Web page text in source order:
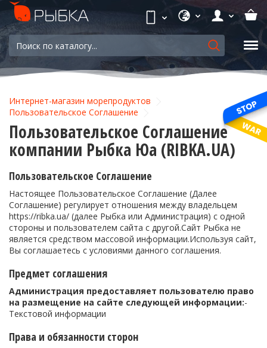
Интернет-магазин морепродуктов
Пользовательское Соглашение
Пользовательское Соглашение
компании Рыбка Юа (RIBKA.UA)
Пользовательское Соглашение
Настоящее Пользовательское Соглашение (Далее
Соглашение) регулирует отношения между владельцем
https://ribka.ua/ (далее Рыбка или Администрация) с одной
стороны и пользователем сайта с другой.Сайт Рыбка не
является средством массовой информации.Используя сайт,
Вы соглашаетесь с условиями данного соглашения.
Предмет соглашения
Администрация предоставляет пользователю право
на размещение на сайте следующей информации:-
Текстовой информации
Права и обязанности сторон